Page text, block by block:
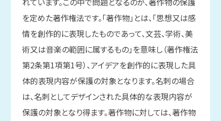
を定めた著作権法です。「著作物」とは、「思想又は感
情を創作的に表現したものであって、文芸、学術、美
術又は音楽の範囲に属するもの」を意味し（著作権法
第2条第1項第1号）、アイデアを創作的に表現した具
体的表現内容が保護の対象となります。名刺の場合
は、名刺としてデザインされた具体的な表現内容が
保護の対象となり得ます。著作物に対しては、著作物